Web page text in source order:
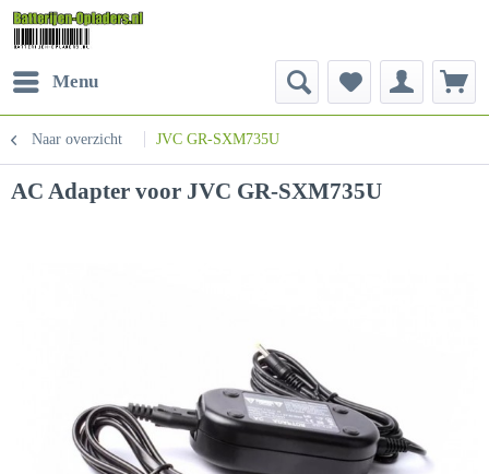
Menu
Naar overzicht JVC GR-SXM735U
AC Adapter voor JVC GR-SXM735U